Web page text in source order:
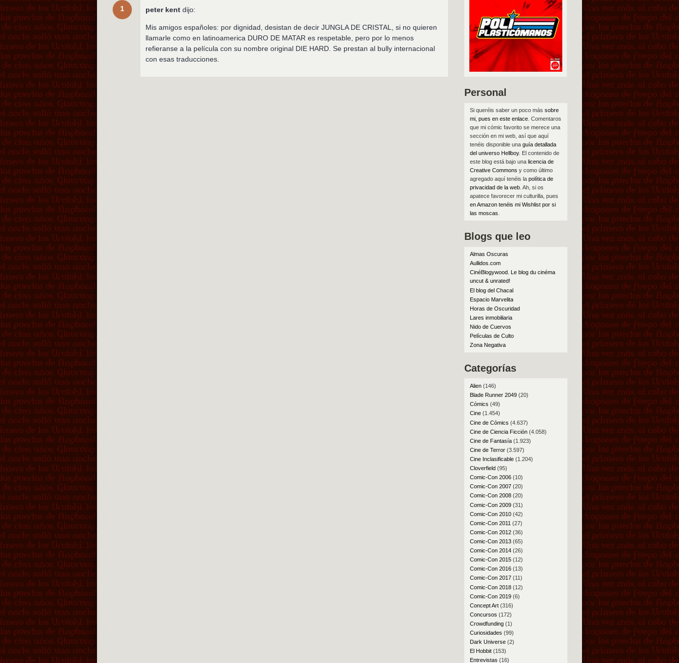
1 peter kent dijo:
Mis amigos españoles: por dignidad, desistan de decir JUNGLA DE CRISTAL, si no quieren
llamarle como en latinoamerica DURO DE MATAR es respetable, pero por lo menos
refieranse a la película con su nombre original DIE HARD. Se prestan al bully internacional
con esas traducciones.
Personal
Si queréis saber un poco más sobre
mi, pues en este enlace. Comentaros
que mi cómic favorito se merece una
sección en mi web, así que aquí
tenéis disponible una guía detallada
del universo Hellboy. El contenido de
este blog está bajo una licencia de
Creative Commons y como último
agregado aquí tenéis la política de
privacidad de la web. Ah, si os
apatece favorecer mi culturilla, pues
en Amazon tenéis mi Wishlist por si
las moscas
Blogs que leo
Almas Oscuras
Aullidos.com
CinéBlogywood. Le blog du cinéma
uncut & unrated!
El blog del Chacal
Espacio Marvelita
Horas de Oscuridad
Lares inmobiliaria
Nido de Cuervos
Películas de Culto
Zona Negativa
Categorías
Alien(146)
Blade Runner 2049(20)
Cómics (49)
Cine(1.454)
Cine de Cómics (4.637)
Cine de Ciencia Ficción(4.058)
Cine de Fantasía(1.923)
Cine de Terror(3.597)
Cine Inclasificable(1.204)
Cloverfield(95)
Comic-Con 2006(10)
Comic-Con 2007(20)
Comic-Con 2008(20)
Comic-Con 2009(31)
Comic-Con 2010(42)
Comic-Con 2011 (27)
Comic-Con 2012(36)
Comic-Con 2013(65)
Comic-Con 2014(26)
Comic-Con 2015(12)
Comic-Con 2016(13)
Comic-Con 2017(11)
Comic-Con 2018(12)
Comic-Con 2019(6)
Concept Art(316)
Concursos (172)
Crowdfunding(1)
Curiosidades (99)
Dark Universe(2)
El Hobbit(153)
Entrevistas (16)